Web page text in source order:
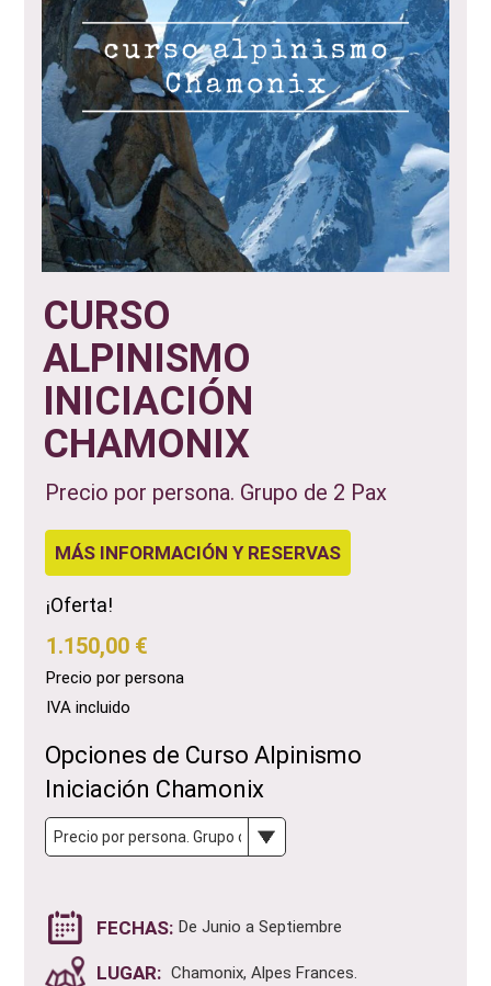
CURSO
ALPINISMO
INICIACIÓN
CHAMONIX
Precio por persona. Grupo de 2 Pax
MÁS INFORMACIÓN Y RESERVAS
¡Oferta!
1.150,00 €
Precio por persona
IVA incluido
Opciones de Curso Alpinismo
Iniciación Chamonix
FECHAS: De Junio a Septiembre
LUGAR: Chamonix, Alpes Frances.